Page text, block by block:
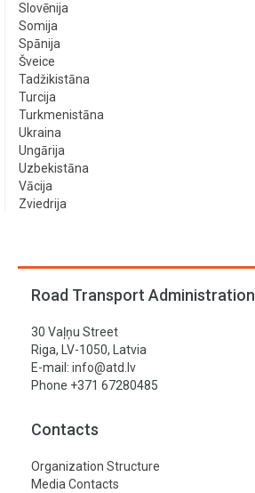
Slovēnija
Somija
Spānija
Šveice
Tadžikistāna
Turcija
Turkmenistāna
Ukraina
Ungārija
Uzbekistāna
Vācija
Zviedrija
Road Transport Administration
30 Vaļņu Street
Riga, LV-1050, Latvia
E-mail: info@atd.lv
Phone +371 67280485
Contacts
Organization Structure
Media Contacts